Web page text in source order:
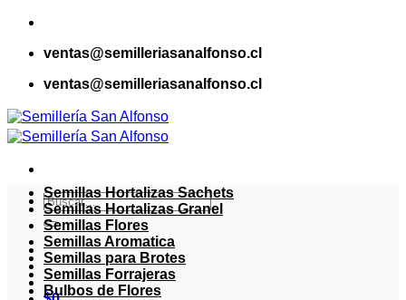
Saltar
contenidoventas@semilleriasanalfonso.cl
ventas@semilleriasanalfonso.cl
Buscar
por:
Semillas Hortalizas Sachets
Semillas Hortalizas Granel
Semillas Flores
Semillas Aromatica
Semillas para Brotes
Semillas Forrajeras
Bulbos de Flores